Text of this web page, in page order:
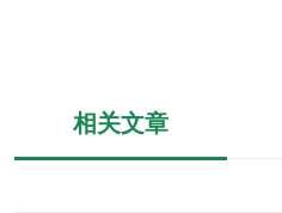
相关文章